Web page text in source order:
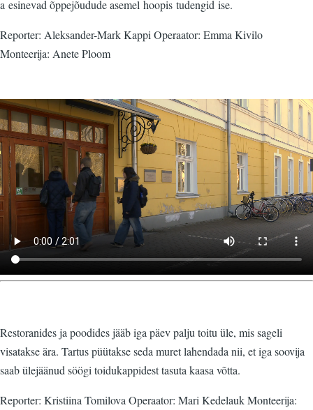
a esinevad õppejõudude asemel hoopis tudengid ise.
Reporter: Aleksander-Mark Kappi Operaator: Emma Kivilo
Monteerija: Anete Ploom
Video
fail
Restoranides ja poodides jääb iga päev palju toitu üle, mis sageli
visatakse ära. Tartus püütakse seda muret lahendada nii, et iga soovija
saab ülejäänud söögi toidukappidest tasuta kaasa võtta.
Reporter: Kristiina Tomilova Operaator: Mari Kedelauk Monteerija: